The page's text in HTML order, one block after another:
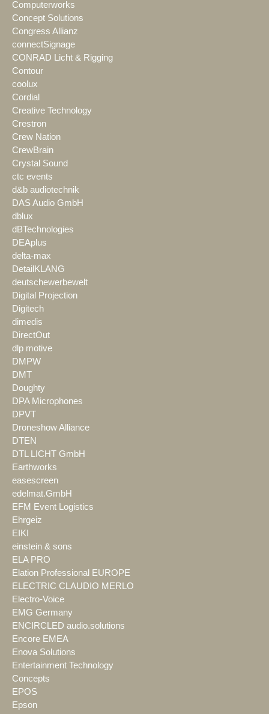
Computerworks
Concept Solutions
Congress Allianz
connectSignage
CONRAD Licht & Rigging
Contour
coolux
Cordial
Creative Technology
Crestron
Crew Nation
CrewBrain
Crystal Sound
ctc events
d&b audiotechnik
DAS Audio GmbH
dblux
dBTechnologies
DEAplus
delta-max
DetailKLANG
deutschewerbewelt
Digital Projection
Digitech
dimedis
DirectOut
dlp motive
DMPW
DMT
Doughty
DPA Microphones
DPVT
Droneshow Alliance
DTEN
DTL LICHT GmbH
Earthworks
easescreen
edelmat.GmbH
EFM Event Logistics
Ehrgeiz
EIKI
einstein & sons
ELA PRO
Elation Professional EUROPE
ELECTRIC CLAUDIO MERLO
Electro-Voice
EMG Germany
ENCIRCLED audio.solutions
Encore EMEA
Enova Solutions
Entertainment Technology
Concepts
EPOS
Epson